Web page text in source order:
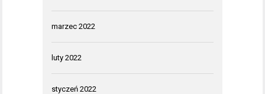
marzec 2022
luty 2022
styczeń 2022